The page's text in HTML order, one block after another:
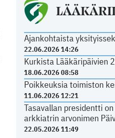
Ajankohtaista
22.06.2026 14:26
Kurkista Lääkäripäivien
18.06.2026 08:58
Poikkeuksia toimiston
11.06.2026 12:21
Tasavallan presidentti
arkkiatrin arvonimen
22.05.2026 11:49